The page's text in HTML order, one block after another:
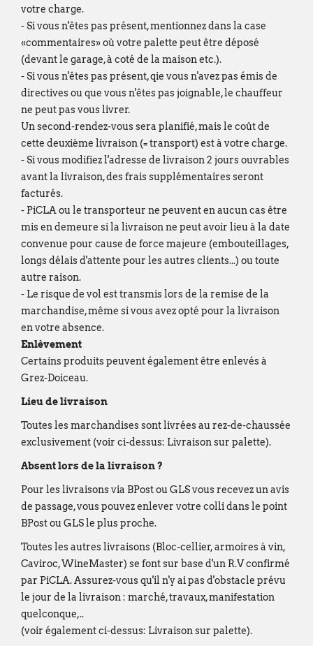
votre charge.
- Si vous n'êtes pas présent, mentionnez dans la case
«commentaires» où votre palette peut être déposé
(devant le garage, à coté de la maison etc.).
- Si vous n'êtes pas présent, qie vous n'avez pas émis de
directives ou que vous n'êtes pas joignable, le chauffeur
ne peut pas vous livrer.
Un second-rendez-vous sera planifié, mais le coût de
cette deuxième livraison (= transport) est à votre charge.
- Si vous modifiez l'adresse de livraison 2 jours ouvrables
avant la livraison, des frais supplémentaires seront
facturés.
- PiCLA ou le transporteur ne peuvent en aucun cas être
mis en demeure si la livraison ne peut avoir lieu à la date
convenue pour cause de force majeure (embouteillages,
longs délais d'attente pour les autres clients...) ou toute
autre raison.
- Le risque de vol est transmis lors de la remise de la
marchandise, même si vous avez opté pour la livraison
en votre absence.
Enlèvement
Certains produits peuvent également être enlevés à
Grez-Doiceau.
Lieu de livraison
Toutes les marchandises sont livrées au rez-de-chaussée
exclusivement (voir ci-dessus: Livraison sur palette).
Absent lors de la livraison ?
Pour les livraisons via BPost ou GLS vous recevez un avis
de passage, vous pouvez enlever votre colli dans le point
BPost ou GLS le plus proche.
Toutes les autres livraisons (Bloc-cellier, armoires à vin,
Caviroc, WineMaster) se font sur base d'un R.V confirmé
par PiCLA. Assurez-vous qu'il n'y ai pas d'obstacle prévu
le jour de la livraison : marché, travaux, manifestation
quelconque,..
(voir également ci-dessus: Livraison sur palette).